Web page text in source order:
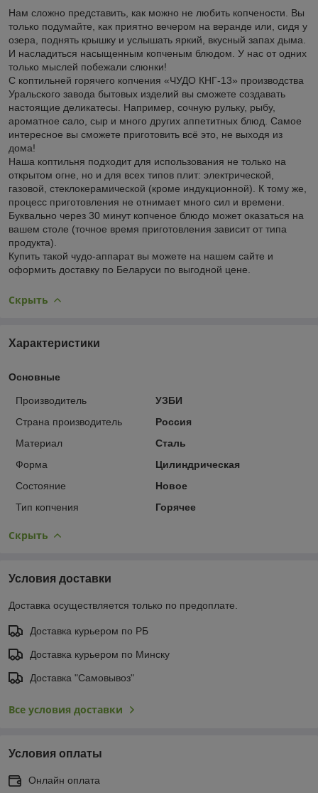
Нам сложно представить, как можно не любить копчености. Вы
только подумайте, как приятно вечером на веранде или, сидя у
озера, поднять крышку и услышать яркий, вкусный запах дыма.
И насладиться насыщенным копченым блюдом. У нас от одних
только мыслей побежали слюнки!
С коптильней горячего копчения «ЧУДО КНГ-13» производства
Уральского завода бытовых изделий вы сможете создавать
настоящие деликатесы. Например, сочную рульку, рыбу,
ароматное сало, сыр и много других аппетитных блюд. Самое
интересное вы сможете приготовить всё это, не выходя из
дома!
Наша коптильня подходит для использования не только на
открытом огне, но и для всех типов плит: электрической,
газовой, стеклокерамической (кроме индукционной). К тому же,
процесс приготовления не отнимает много сил и времени.
Буквально через 30 минут копченое блюдо может оказаться на
вашем столе (точное время приготовления зависит от типа
продукта).
Купить такой чудо-аппарат вы можете на нашем сайте и
оформить доставку по Беларуси по выгодной цене.
Скрыть
Характеристики
Основные
Производитель
УЗБИ
Страна производитель
Россия
Материал
Сталь
Форма
Цилиндрическая
Состояние
Новое
Тип копчения
Горячее
Скрыть
Условия доставки
Доставка осуществляется только по предоплате.
Доставка курьером по РБ
Доставка курьером по Минску
Доставка "Самовывоз"
Все условия доставки
Условия оплаты
Онлайн оплата